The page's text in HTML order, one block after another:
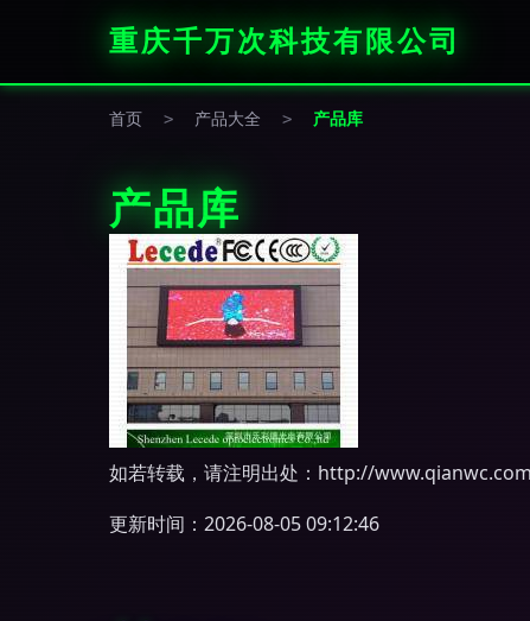
重庆千万次科技有限公司
首页 > 产品大全 > 产品库
产品库
如若转载，请注明出处：http://
更新时间：2026-08-05 09:12:46